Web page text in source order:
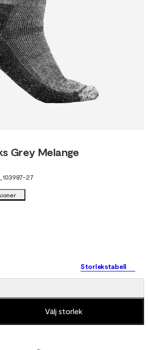
Grey Melange
103987-27
Storlekstabell
Välj storlek